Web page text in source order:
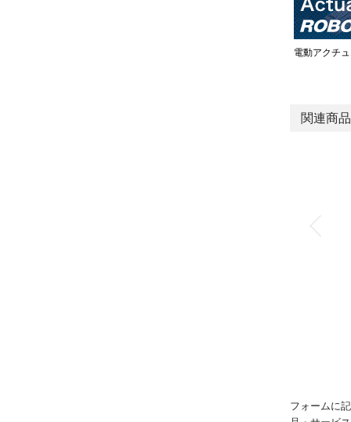
電動アクチ
関連商品
フォームに